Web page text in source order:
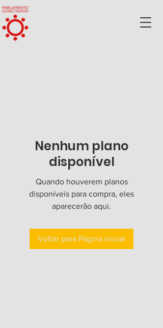
Nenhum plano
disponível
Quando houverem planos
disponíveis para compra, eles
aparecerão aqui.
Voltar para Página inicial